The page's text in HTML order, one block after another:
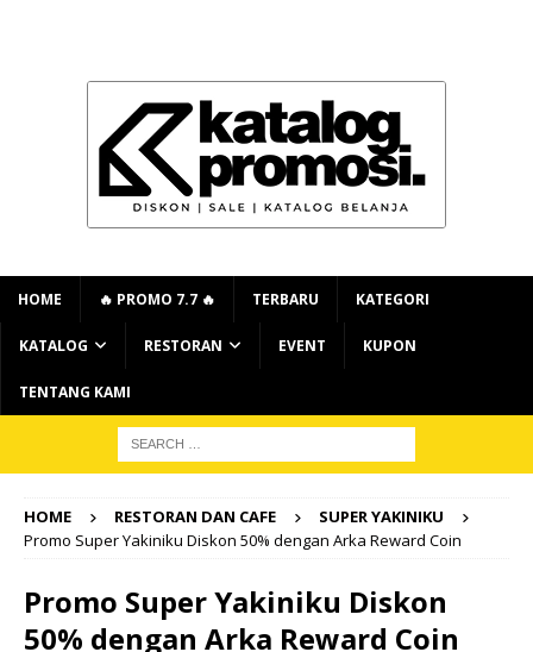
HOME 🔥 PROMO 7.7 🔥 TERBARU KATEGORI
KATALOG RESTORAN EVENT KUPON
TENTANG KAMI
HOME RESTORAN DAN CAFE
SUPER YAKINIKU
Promo Super Yakiniku Diskon 50% dengan Arka Reward Coin
Promo Super Yakiniku Diskon
50% dengan Arka Reward Coin